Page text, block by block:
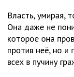
Власть, умирая,
Она даже не
которое она
против неё, но и
всех в пучину